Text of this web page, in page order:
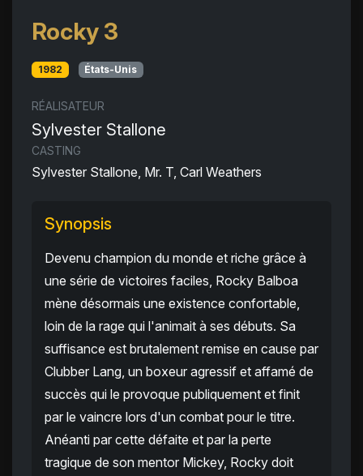
Rocky 3
1982 États-Unis
RÉALISATEUR
Sylvester Stallone
CASTING
Sylvester Stallone, Mr. T, Carl Weathers
Synopsis
Devenu champion du monde et riche grâce à
une série de victoires faciles, Rocky Balboa
mène désormais une existence confortable,
loin de la rage qui l'animait à ses débuts. Sa
suffisance est brutalement remise en cause par
Clubber Lang, un boxeur agressif et affamé de
succès qui le provoque publiquement et finit
par le vaincre lors d'un combat pour le titre.
Anéanti par cette défaite et par la perte
tragique de son mentor Mickey, Rocky doit